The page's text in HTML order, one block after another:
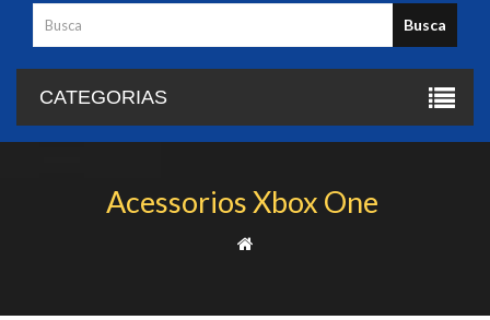
Busca
CATEGORIAS
Acessorios Xbox One